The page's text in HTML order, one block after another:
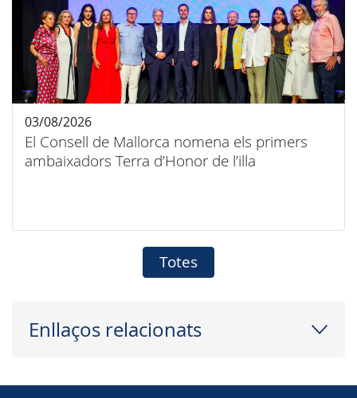
El Consell de Mallorca nomena els primers
ambaixadors Terra d’Honor de l’illa
03/08/2026
Totes
Enllaços relacionats